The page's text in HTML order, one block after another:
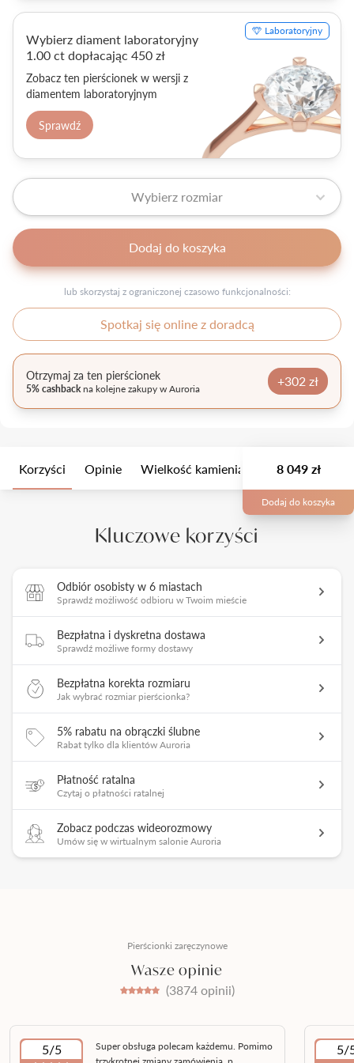
Laboratoryjny
Wybierz diament laboratoryjny
1.00 ct dopłacając 450 zł
Zobacz ten pierścionek w wersji z
diamentem laboratoryjnym
Sprawdź
Wybierz rozmiar
Dodaj do koszyka
lub skorzystaj z ograniczonej czasowo funkcjonalności:
Spotkaj się online z doradcą
Otrzymaj za ten pierścionek
5% cashbackna kolejne zakupy w Auroria +302 zł
Korzyści Opinie Wielkość kamienia Opis
8 049 zł
Dodaj do koszyka
Kluczowe korzyści
Odbiór osobisty w 6 miastach
Sprawdź możliwość odbioru w Twoim mieście
Bezpłatna i dyskretna dostawa
Sprawdź możliwe formy dostawy
Bezpłatna korekta rozmiaru
Jak wybrać rozmiar pierścionka?
5% rabatu na obrączki ślubne
Rabat tylko dla klientów Auroria
Płatność ratalna
Czytaj o płatności ratalnej
Zobacz podczas wideorozmowy
Umów się w wirtualnym salonie Auroria
Pierścionki zaręczynowe
Wasze opinie
(3874 opinii)
5/5
Super obsługa polecam każdemu. Pomimo
5/